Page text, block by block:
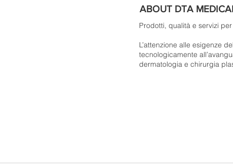
ABOUT DTA
Prodotti, qualità e servizi
L’attenzione alle esigenze
tecnologicamente
dermatologia e chirurgia